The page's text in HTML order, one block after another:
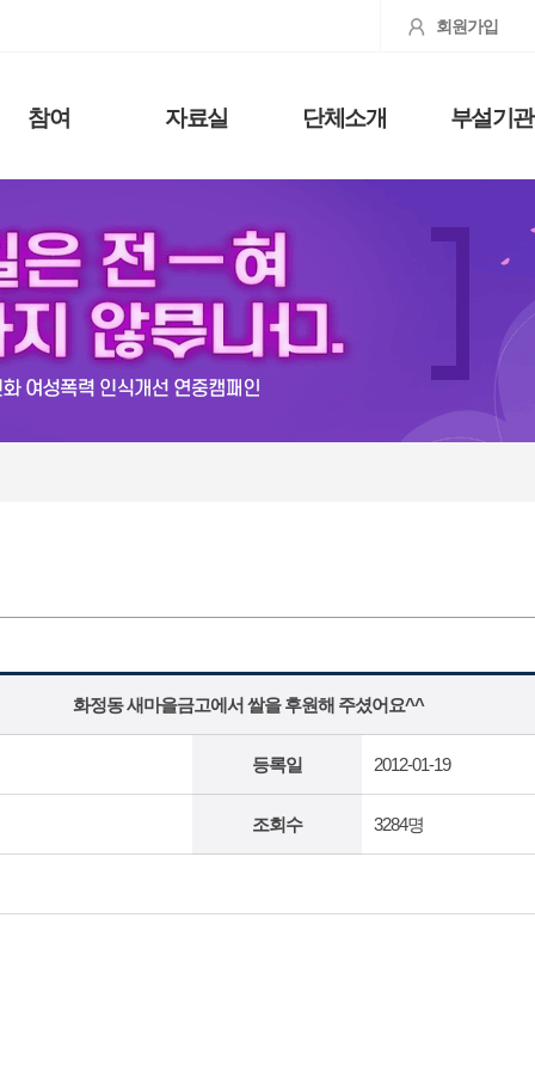
회원가입
참여 자료실 단체소개 부설기관
화정동 새마을금고에서 쌀을 후원해 주셨어요^^
등록일 2012-01-19
조회수 3284명